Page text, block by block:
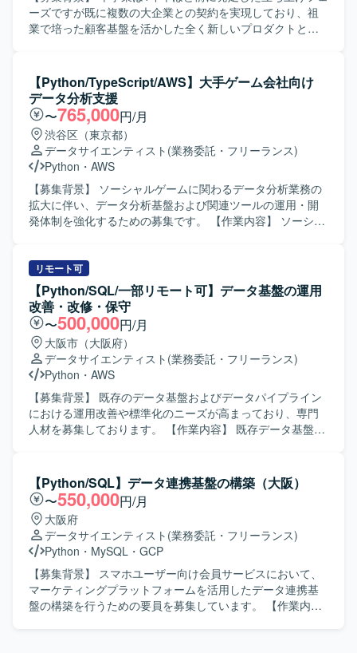
データ基盤技術に関わる経験を積むことができます。 【開
発環境】 ・Python ・dbt ・AWS ・k8sコンテナ基盤 ・
ーズですが既に複数の大企業との契約を実現しており、祖
業で培った顧客基盤を活かした全く新しいプロダクトとし
フェーズを迎えているため、技術的知見をベースに開発プ
ロセス全体を俯瞰しプロジェクトを牽引できる人材を求め
ております。 【作業内容】 企業が保有する文章データをAI
で構造化し、独自のナレッジベースとして活用できるプロ
ダクトの開発に参画いただきます。定性データを感情や要
望を含めた分析可能な形に変換し、業界・企業特有の文脈
を理解した分析が可能となるような仕組みを構築していた
だきます。蓄積されたデータをもとにAIがディスカッショ
ンパートナーとして機能し、製品開発やマーケティング戦
略の意思決定を支援する機能の高度化にも関わっていただ
チーム・プロダクトチーム・ユーザー企業と連携しながら
仮説検証を繰り返し、分析基盤や可視化環境を構築してい
ただきます。 【求める人物像】 データ基盤およびBI領域に
おいて高い実践力を持ち、分析要件からデータモデルを設
計できる方を求めております。データ品質や保守性を考慮
した設計ができ、ユーザー価値を重視しながらデータを通
じて意思決定を支援できる方が望ましいです。エンドユー
ザー視点でダッシュボードを設計でき、変化を楽しみつつ
要件が固まっていない環境でも前向きに推進できるマイン
ドをお持ちの方を歓迎いたします。Biz、PdM、エンジニア
と協働しながらプロジェクトを進められる協調性も重視し
定性データの高度な活用やナレッジ基盤構築といった先進
的なテーマに取り組んでいただけます。複数の大企業との
契約実績がある環境で、プロダクトの成長とともに自身の
技術的・ビジネス的なスキルを高めることができます。デ
ータ基盤構築から可視化まで一気通貫で関与できるため、
広範なデータエンジニアリングの経験を積める点も魅力で
す。 【開発環境】 BackendではPythonやFastAPI、Prefect
を用い、FrontendではTypescriptおよびReact Routerを採用
しております。インフラストラクチャはAWSを中心に
【Python/TypeScript/AWS】大手ゲーム会社向け
データ分析支援
〜765,000円/月
渋谷区（東京都）
データサイエンティスト (業務委託・フリーランス)
Python ・ AWS
【募集背景】 ソーシャルゲームに関わるデータ分析業務の
拡大に伴い、データ分析基盤および関連ツールの運用・開
発体制を強化するための募集です。 【作業内容】 ソーシャ
ツールの開発を行っていただきます。 また、データ分析に
関するお問い合わせ対応やトラブルシューティングなども
幅広くご対応いただきます。 【求める人物像】 データ分析
業務や周辺システムの運用・開発に主体的に取り組める方
を求めています。 関係者とコミュニケーションを取りなが
ら課題を整理し、自ら手を動かして改善を進めていける方
が望ましいです。 【ポジションの魅力】 ソーシャルゲーム
に関する多様なデータを扱いながら、分析基盤やツールの
運用・開発を通じてサービス改善に貢献できるポジション
です。 データ分析の上流から下流まで一貫して関わること
で、技術力とドメイン知識の双方を高めていただけます。
の運用・構築を行います。 CI/CDツールとしてJenkinsや
GitHub Actions、プロジェクト管理ツールとしてJiraなどを
利用します。
リモート可
【Python/SQL/一部リモート可】データ基盤の運用
改善・改修・保守
〜500,000円/月
大阪市（大阪府）
データサイエンティスト (業務委託・フリーランス)
Python ・ AWS
【募集背景】 既存のデータ基盤およびデータパイプライン
における運用改善や標準化のニーズが高まっており、専門
人材を募集しております。 【作業内容】 既存データ基盤・
ト化、標準化検討まで一貫してご担当いただきます。あわ
せて、成果物のドキュメント整備や共有を進めていただき
ます。 【求める人物像】 一人称で能動的に業務を推進でき
る自走力をお持ちの方を求めております。運用改善や標準
化に主体的に取り組み、関係者と連携しながらドキュメン
ト整備やノウハウ共有を進めていただける方が望ましいで
す。また、自動化や効率化、AI 活用など新しい取り組みに
前向きに取り組んでいただける方を歓迎いたします。 【ポ
ジションの魅力】 データ基盤およびデータパイプラインの
【Python/SQL】データ連携基盤の構築（大阪）
〜550,000円/月
大阪府
データサイエンティスト (業務委託・フリーランス)
Python ・ MySQL ・ GCP
【募集背景】 スマホユーザー向け会員サービスにおいて、
マーケティングプラットフォームを活用したデータ連携基
盤の構築を行うための要員を募集しています。 【作業内